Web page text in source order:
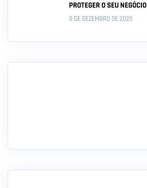
PROTEGER O SEU NEGÓCIO
9 DE DEZEMBRO DE 2025